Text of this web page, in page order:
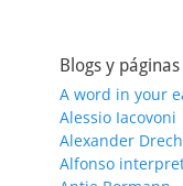
Blogs y
A word in your
Alessio Iacovoni
Alexander
Alfonso